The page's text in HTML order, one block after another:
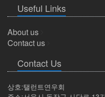
Useful Links
About us
Contact us
Contact Us
상호:탤런트연우회